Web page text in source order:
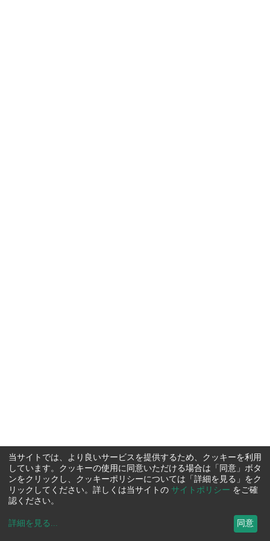
当サイトでは、より良いサービスを提供するため、クッキーを利用
しています。クッキーの使用に同意いただける場合は「同意」ボタ
ンをクリックし、クッキーポリシーについては「詳細を見る」をク
リックしてください。詳しくは当サイトの サイトポリシー をご確
認ください。
詳細を見る ... 同意